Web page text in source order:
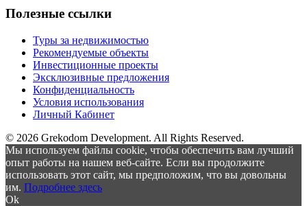
Полезные ссылки
Туры за недвижимостью
Рекомендуемые объекты
Инвестиционные проекты
Эксклюзивные предложения
Конфиденциальность
Условия использования
Личный Кабинет
© 2026 Grekodom Development. All Rights Reserved.
Мы используем файлы cookie, чтобы обеспечить вам лучший
опыт работы на нашем веб-сайте. Если вы продолжите
использовать этот сайт, мы предположим, что вы довольны
им. Подробнее здесь
Ok